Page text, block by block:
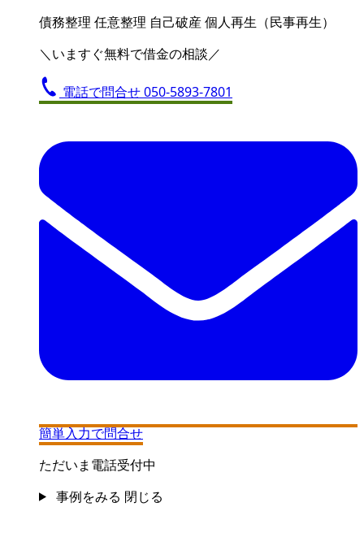
債務整理 任意整理 自己破産個人再生（民事再生）
＼いますぐ無料で借金の相談／
電話で問合せ050-5893-7801
簡単入力で問合せ
ただいま電話受付中
事例をみる 閉じる